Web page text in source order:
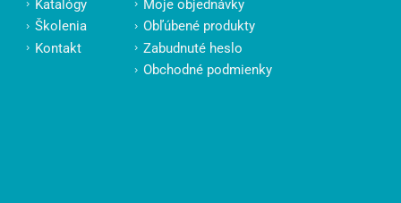
Katalógy
Školenia
Kontakt
Moje objednávky
Obľúbené produkty
Zabudnuté heslo
Obchodné podmienky